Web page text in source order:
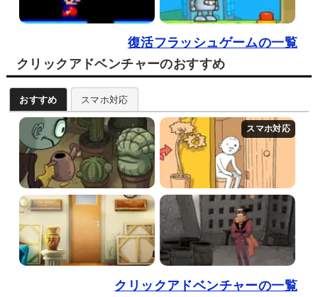
復活フラッシュゲームの一覧
クリックアドベンチャーのおすすめ
おすすめ スマホ対応
クリックアドベンチャーの一覧